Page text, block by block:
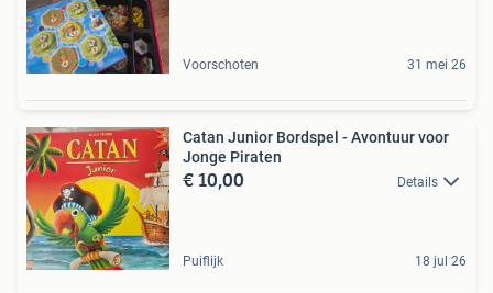
Voorschoten 31 mei 26
Catan Junior Bordspel - Avontuur voor
Jonge Piraten
€ 10,00 Details
Puiflijk 18 jul 26